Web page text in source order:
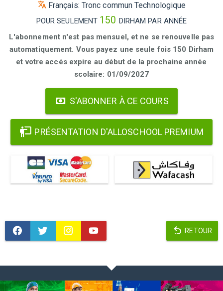
Français: Tronc commun Technologique
POUR SEULEMENT 150 DIRHAM PAR ANNÉE
L'abonnement n'est pas mensuel, et ne se renouvelle pas
automatiquement. Vous payez une seule fois 150 Dirham
et votre accés expire au début de la prochaine année
scolaire: 01/09/2027
S'ABONNER À CE COURS
PRÉSENTATION D'ALLOSCHOOL PREMIUM
RETOUR